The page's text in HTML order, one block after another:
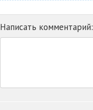
Написать комментарий: